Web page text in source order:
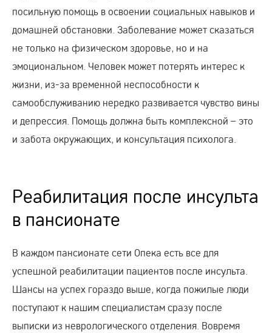
посильную помощь в освоении социальных навыков и
домашней обстановки. Заболевание может сказаться
не только на физическом здоровье, но и на
эмоциональном. Человек может потерять интерес к
жизни, из-за временной неспособности к
самообслуживанию нередко развивается чувство вины
и депрессия. Помощь должна быть комплексной – это
и забота окружающих, и консультация психолога.
Реабилитация после инсульта
в пансионате
В каждом пансионате сети Опека есть все для
успешной реабилитации пациентов после инсульта.
Шансы на успех гораздо выше, когда пожилые люди
поступают к нашим специалистам сразу после
выписки из неврологического отделения. Вовремя